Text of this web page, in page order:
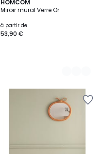
HOMCOM
Miroir mural Verre Or
à partir de
53,90 €
2
Couleurs